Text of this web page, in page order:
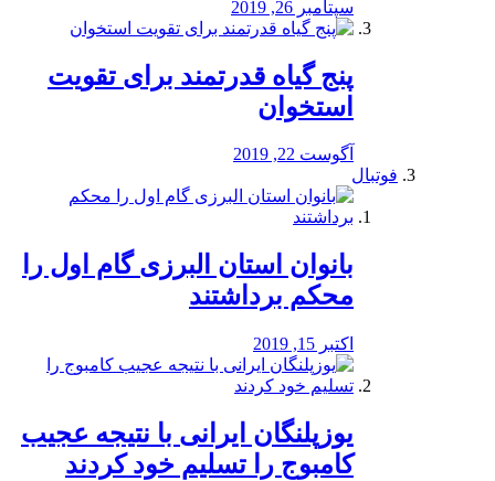
سپتامبر 26, 2019
پنج گیاه قدرتمند برای تقویت
استخوان
آگوست 22, 2019
فوتبال
بانوان استان البرزی گام اول را
محكم برداشتند
اکتبر 15, 2019
یوزپلنگان ایرانی با نتیجه عجیب
کامبوج را تسلیم خود کردند